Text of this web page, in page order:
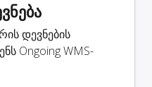
დევნების
Ongoing WMS-